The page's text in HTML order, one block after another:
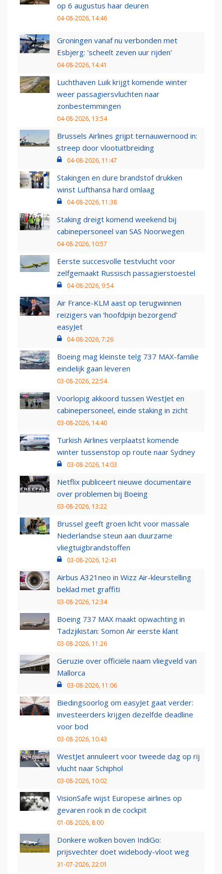
op 6 augustus haar deuren
04-08-2026, 14:46
Groningen vanaf nu verbonden met
Esbjerg: 'scheelt zeven uur rijden'
04-08-2026, 14:41
Luchthaven Luik krijgt komende winter
weer passagiersvluchten naar
zonbestemmingen
04-08-2026, 13:54
Brussels Airlines grijpt ternauwernood in:
streep door vlootuitbreiding
04-08-2026, 11:47
Stakingen en dure brandstof drukken
winst Lufthansa hard omlaag
04-08-2026, 11:38
Staking dreigt komend weekend bij
cabinepersoneel van SAS Noorwegen
04-08-2026, 10:57
Eerste succesvolle testvlucht voor
zelfgemaakt Russisch passagierstoestel
04-08-2026, 9:54
Air France-KLM aast op terugwinnen
reizigers van ‘hoofdpijn bezorgend’
easyJet
04-08-2026, 7:26
Boeing mag kleinste telg 737 MAX-familie
eindelijk gaan leveren
03-08-2026, 22:54
Voorlopig akkoord tussen WestJet en
cabinepersoneel, einde staking in zicht
03-08-2026, 14:40
Turkish Airlines verplaatst komende
winter tussenstop op route naar Sydney
03-08-2026, 14:03
Netflix publiceert nieuwe documentaire
over problemen bij Boeing
03-08-2026, 13:22
Brussel geeft groen licht voor massale
Nederlandse steun aan duurzame
vliegtuigbrandstoffen
03-08-2026, 12:41
Airbus A321neo in Wizz Air-kleurstelling
beklad met graffiti
03-08-2026, 12:34
Boeing 737 MAX maakt opwachting in
Tadzjikistan: Somon Air eerste klant
03-08-2026, 11:26
Geruzie over officiële naam vliegveld van
Mallorca
03-08-2026, 11:06
Biedingsoorlog om easyJet gaat verder:
investeerders krijgen dezelfde deadline
voor bod
03-08-2026, 10:43
WestJet annuleert voor tweede dag op rij
vlucht naar Schiphol
03-08-2026, 10:02
VisionSafe wijst Europese airlines op
gevaren rook in de cockpit
01-08-2026, 8:00
Donkere wolken boven IndiGo:
prijsvechter doet widebody-vloot weg
31-07-2026, 22:01